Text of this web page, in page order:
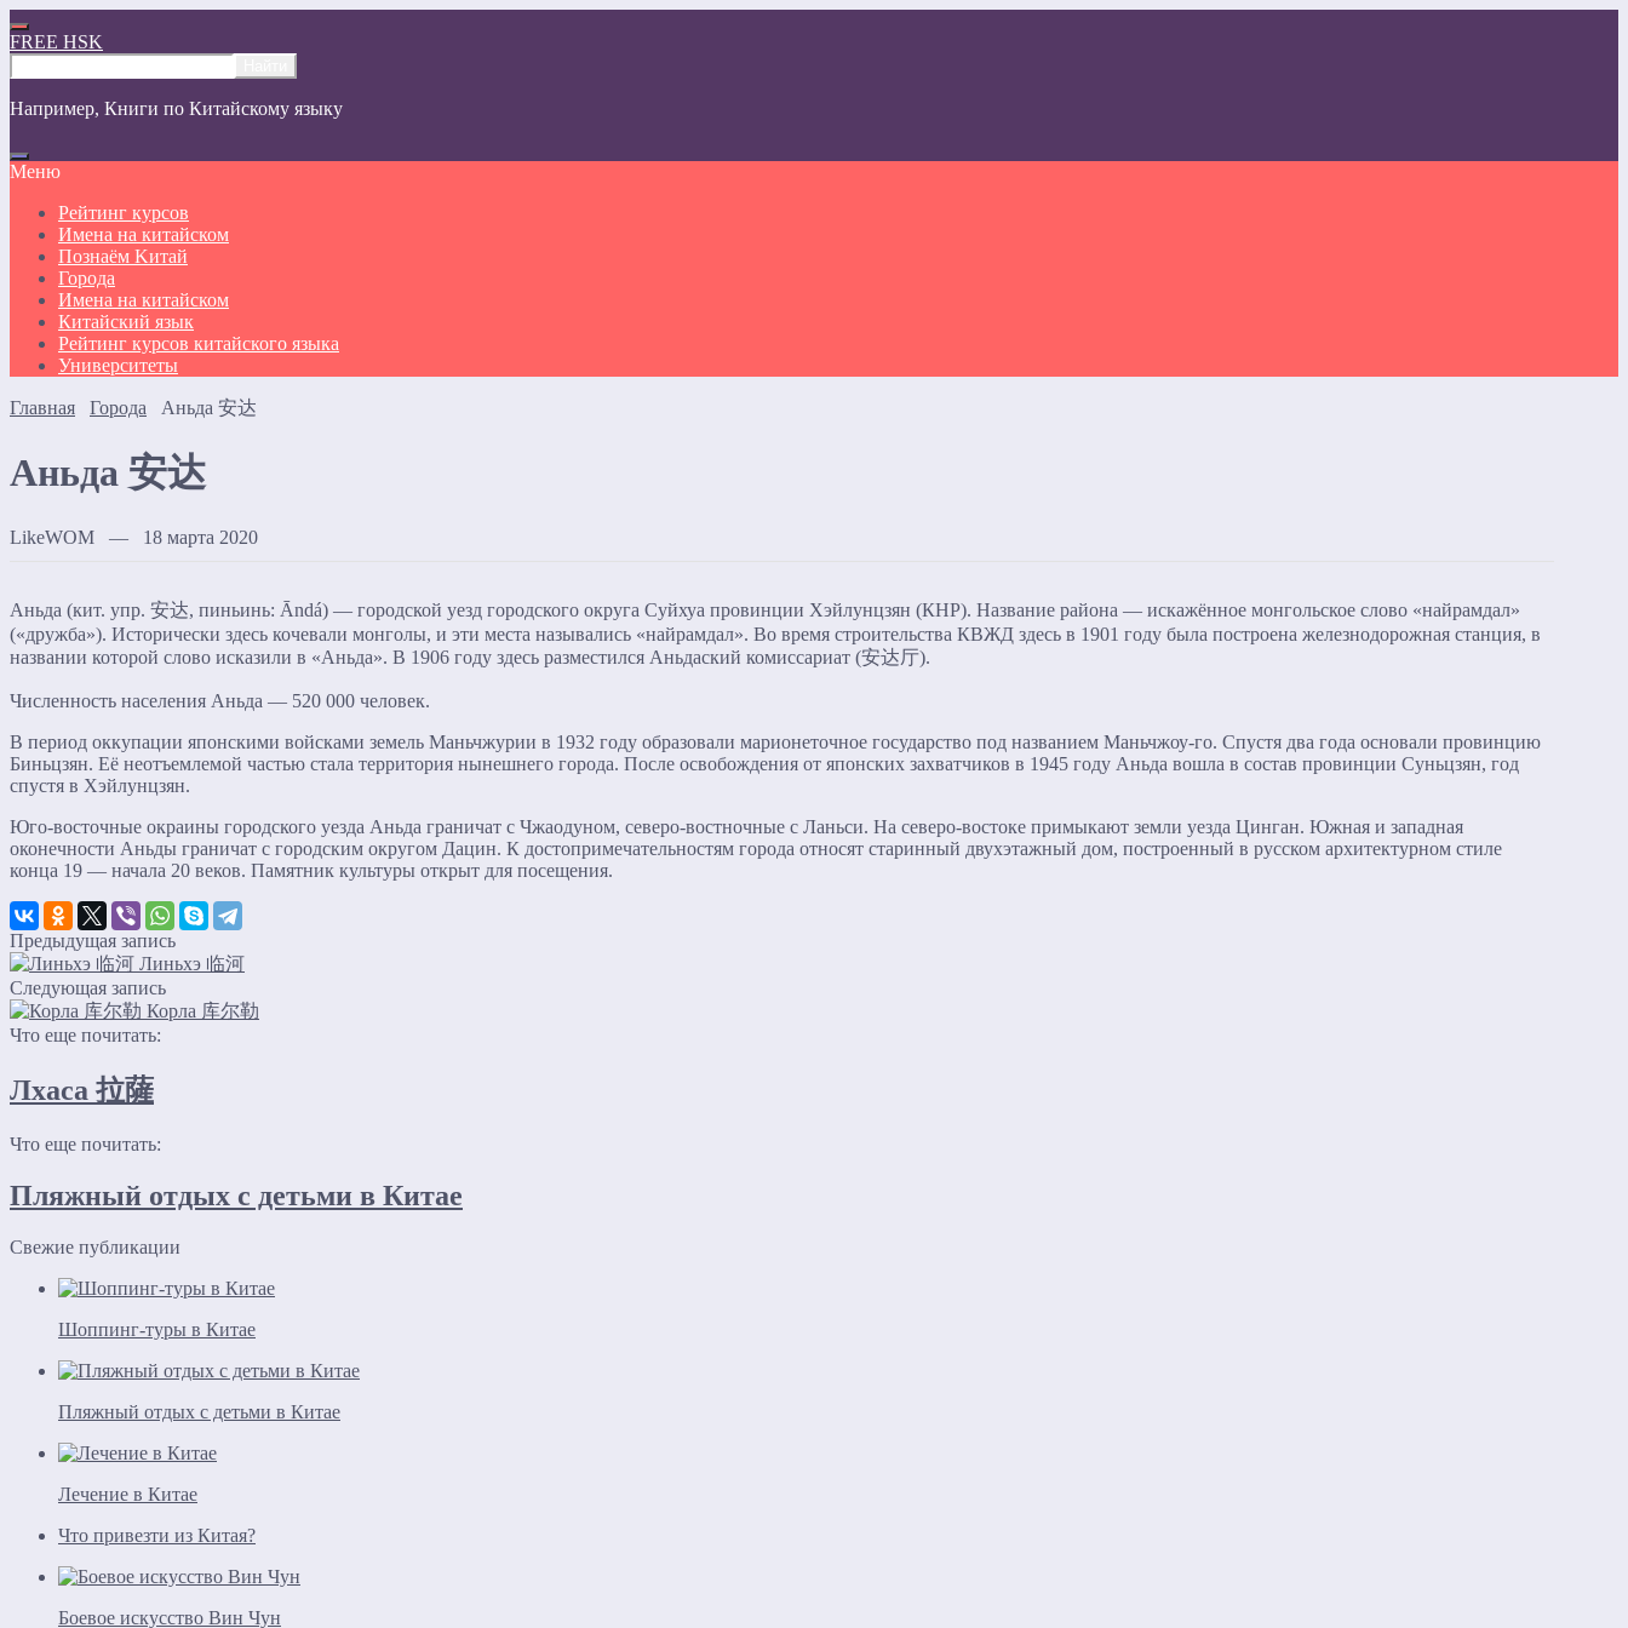
FREE HSK
Например, Книги по Китайскому языку
Меню
Рейтинг курсов
Имена на китайском
Познаём Kитай
Города
Имена на китайском
Китайский язык
Рейтинг курсов китайского языка
Университеты
Главная Города Аньда 安达
Аньда 安达
LikeWOM — 18 марта 2020
Аньда (кит. упр. 安达, пиньинь: Āndá) — городской уезд городского округа Суйхуа провинции Хэйлунцзян (КНР). Название района — искажённое монгольское слово «найрамдал»
(«дружба»). Исторически здесь кочевали монголы, и эти места назывались «найрамдал». Во время строительства КВЖД здесь в 1901 году была построена железнодорожная станция, в
названии которой слово исказили в «Аньда». В 1906 году здесь разместился Аньдаский комиссариат (安达厅).
Численность населения Аньда — 520 000 человек.
В период оккупации японскими войсками земель Маньчжурии в 1932 году образовали марионеточное государство под названием Маньчжоу-го. Спустя два года основали провинцию
Биньцзян. Её неотъемлемой частью стала территория нынешнего города. После освобождения от японских захватчиков в 1945 году Аньда вошла в состав провинции Суньцзян, год
спустя в Хэйлунцзян.
Юго-восточные окраины городского уезда Аньда граничат с Чжаодуном, северо-востночные с Ланьси. На северо-востоке примыкают земли уезда Цинган. Южная и западная
оконечности Аньды граничат с городским округом Дацин. К достопримечательностям города относят старинный двухэтажный дом, построенный в русском архитектурном стиле
конца 19 — начала 20 веков. Памятник культуры открыт для посещения.
Предыдущая запись
Линьхэ 临河
Следующая запись
Корла 库尔勒
Что еще почитать:
Лхаса 拉薩
Что еще почитать:
Пляжный отдых с детьми в Китае
Свежие публикации
Шоппинг-туры в Китае
Пляжный отдых с детьми в Китае
Лечение в Китае
Что привезти из Китая?
Боевое искусство Вин Чун